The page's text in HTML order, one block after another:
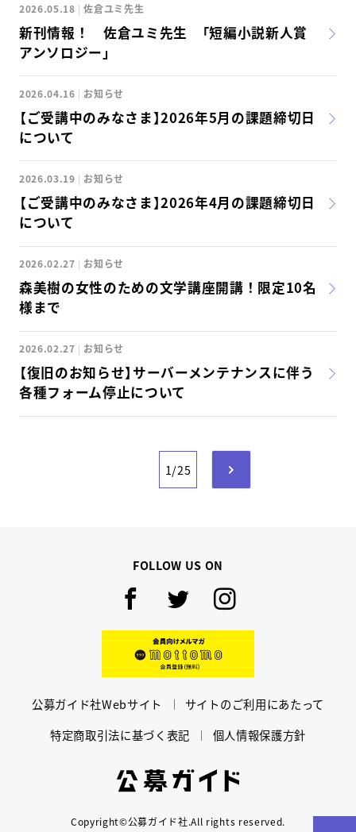
オンライン課題提出
2026.05.18 佐倉ユミ先生
新刊情報！ 佐倉ユミ先生 「短編小説新人賞
アンソロジー」
2026.04.16 お知らせ
【ご受講中のみなさま】2026年5月の課題締切日
について
2026.03.19 お知らせ
【ご受講中のみなさま】2026年4月の課題締切日
について
2026.02.27 お知らせ
森美樹の女性のための文学講座開講！限定10名
様まで
2026.02.27 お知らせ
【復旧のお知らせ】サーバーメンテナンスに伴う
各種フォーム停止について
1/25
NEXT
FOLLOW US ON
Facebook
TwitterInstagram
公募ガイド社Webサイト
サイトのご利用にあたって
特定商取引法に基づく表記
個人情報保護方針
Copyright©公募ガイド社.All rights reserved.